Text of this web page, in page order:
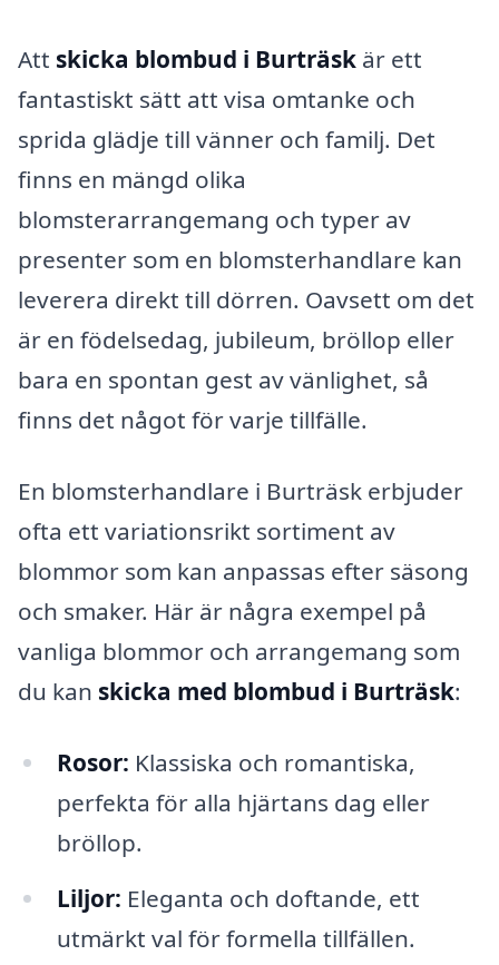
Att skicka blombud i Burträsk är ett
fantastiskt sätt att visa omtanke och
sprida glädje till vänner och familj. Det
finns en mängd olika
blomsterarrangemang och typer av
presenter som en blomsterhandlare kan
leverera direkt till dörren. Oavsett om det
är en födelsedag, jubileum, bröllop eller
bara en spontan gest av vänlighet, så
finns det något för varje tillfälle.
En blomsterhandlare i Burträsk erbjuder
ofta ett variationsrikt sortiment av
blommor som kan anpassas efter säsong
och smaker. Här är några exempel på
vanliga blommor och arrangemang som
du kan skicka med blombud i Burträsk:
Rosor: Klassiska och romantiska,
perfekta för alla hjärtans dag eller
bröllop.
Liljor: Eleganta och doftande, ett
utmärkt val för formella tillfällen.